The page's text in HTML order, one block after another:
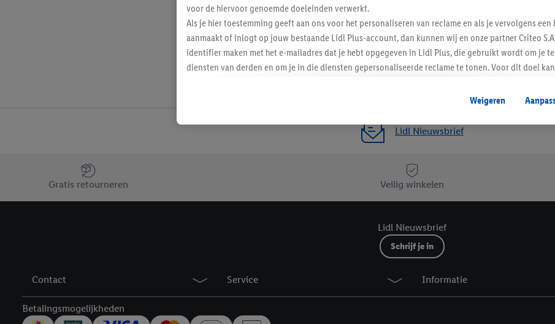
Lidl Nieuwsbrief
Jouw voordelen bij ons als Lidl webshop klant
Gratis retourneren
Veilig winkelen
Lidl Nieuwsbrief
Schrijf je in
Contact Service Informatie
Betalingsmogelijkheden
voor de hiervoor genoemde doeleinden verwerkt.
Als je hier toestemming geeft aan ons voor het personaliseren van reclame en als je vervolgens
aanmaakt of inlogt op jouw bestaande Lidl Plus-account, dan kunnen wij en onze partner Criteo
identifier maken met het e-mailadres dat je hebt opgegeven in Lidl Plus, die gebruikt wordt om je
diensten van derden en om je in die diensten gepersonaliseerde reclame te tonen. Voor dit doel
Als je hiervoor toestemming geeft, dan kunnen retargeting advertenties worden weergegeven
eerder interesse hebt getoond (bijvoorbeeld door het product in een winkelmandje van een online
maar het niet te kopen). De retargeting advertenties kunnen op verschillende eindapparaten en
mailadres en met eventuele andere identifiers of met identifiers waarover Criteo S.A. beschikt, aan
Onder "Aanpassen" kun je aangeven met welke cookies en vergelijkbare technieken en met welke
Door te klikken op "Weigeren", kies je voor de optie dat er enkel technisch noodzakelijke cookies en
Door op "Akkoord" te klikken, stem je in met alle verwerkingen voor alle bovengenoemde
Weigeren